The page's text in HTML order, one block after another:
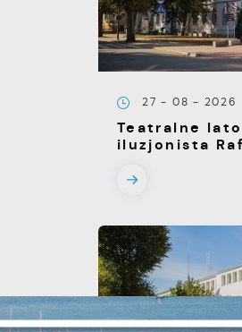
27 - 08 - 2026
Teatralne
iluzjonista